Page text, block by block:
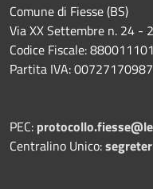
Comune di Fiesse (BS)
Via XX Settembre n. 24 -
Codice Fiscale:
Partita IVA: 00727170987
PEC:
Centralino Unico: